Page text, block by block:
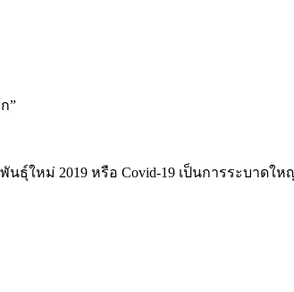
ใหม่ 2019 หรือ Covid-19 เป็นการระบาดใ